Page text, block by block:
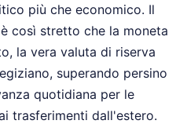
più che economico. Il
così stretto che la moneta
la vera valuta di riserva
superando persino
quotidiana per le
trasferimenti dall'estero.